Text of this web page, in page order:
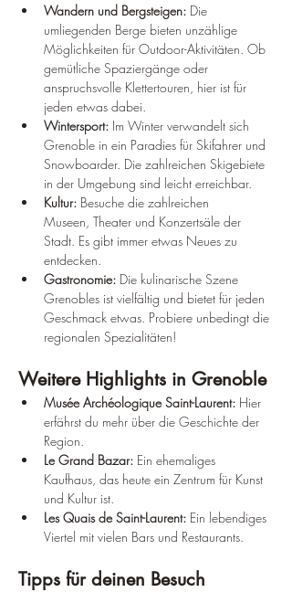
Wandern und Bergsteigen: Die
umliegenden Berge bieten unzählige
Möglichkeiten für Outdoor-Aktivitäten. Ob
gemütliche Spaziergänge oder
anspruchsvolle Klettertouren, hier ist für
jeden etwas dabei.
Wintersport: Im Winter verwandelt sich
Grenoble in ein Paradies für Skifahrer und
Snowboarder. Die zahlreichen Skigebiete
in der Umgebung sind leicht erreichbar.
Kultur: Besuche die zahlreichen
Museen, Theater und Konzertsäle der
Stadt. Es gibt immer etwas Neues zu
entdecken.
Gastronomie: Die kulinarische Szene
Grenobles ist vielfältig und bietet für jeden
Geschmack etwas. Probiere unbedingt die
regionalen Spezialitäten!
Weitere Highlights in Grenoble
Musée Archéologique Saint-Laurent: Hier
erfährst du mehr über die Geschichte der
Region.
Le Grand Bazar: Ein ehemaliges
Kaufhaus, das heute ein Zentrum für Kunst
und Kultur ist.
Les Quais de Saint-Laurent: Ein lebendiges
Viertel mit vielen Bars und Restaurants.
Tipps für deinen Besuch